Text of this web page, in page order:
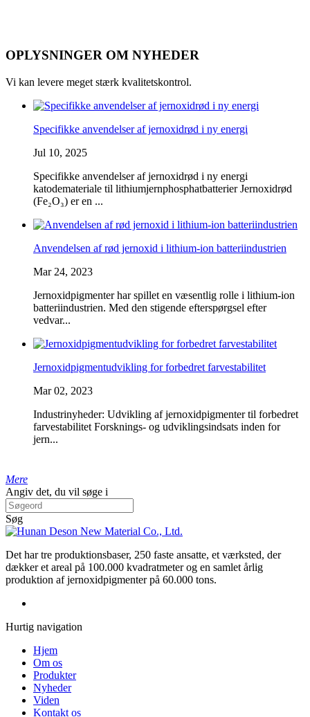
OPLYSNINGER OM NYHEDER
Vi kan levere meget stærk kvalitetskontrol.
Specifikke anvendelser af jernoxidrød i ny energi
Jul 10, 2025
Specifikke anvendelser af jernoxidrød i ny energi
katodemateriale til lithiumjernphosphatbatterier Jernoxidrød
(Fe₂O₃) er en ...
Anvendelsen af ​​rød jernoxid i lithium-ion batteriindustrien
Mar 24, 2023
Jernoxidpigmenter har spillet en væsentlig rolle i lithium-ion
batteriindustrien. Med den stigende efterspørgsel efter
vedvar...
Jernoxidpigmentudvikling for forbedret farvestabilitet
Mar 02, 2023
Industrinyheder: Udvikling af jernoxidpigmenter til forbedret
farvestabilitet Forsknings- og udviklingsindsats inden for
jern...
Mere
Angiv det, du vil søge i
Søg
Det har tre produktionsbaser, 250 faste ansatte, et værksted, der
dækker et areal på 100.000 kvadratmeter og en samlet årlig
produktion af jernoxidpigmenter på 60.000 tons.
Hurtig navigation
Hjem
Om os
Produkter
Nyheder
Viden
Kontakt os